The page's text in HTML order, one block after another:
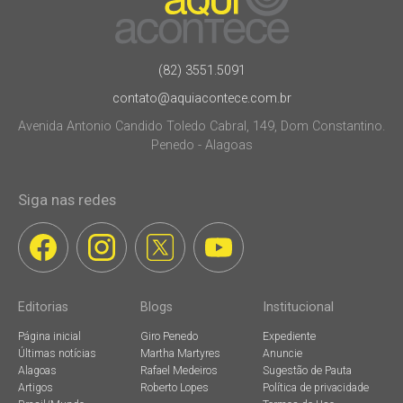
(82) 3551.5091
contato@aquiacontece.com.br
Avenida Antonio Candido Toledo Cabral, 149, Dom Constantino.
Penedo - Alagoas
Siga nas redes
Editorias
Página inicial
Últimas notícias
Alagoas
Artigos
Blogs
Giro Penedo
Martha Martyres
Rafael Medeiros
Roberto Lopes
Institucional
Expediente
Anuncie
Sugestão de Pauta
Política de privacidade